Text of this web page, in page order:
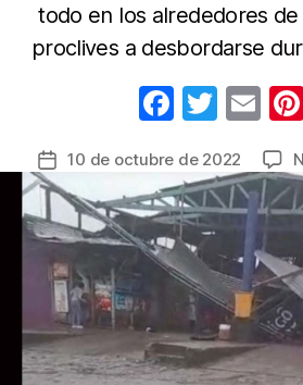
todo en los alrededores de
proclives a desbordarse
F
c
e
b
o
o
k
T
itt
er
E
ail
Fecha
de
la
entrada
10 de octubre de 2022